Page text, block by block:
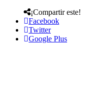
¡Compartir este!
Facebook
Twitter
Google Plus